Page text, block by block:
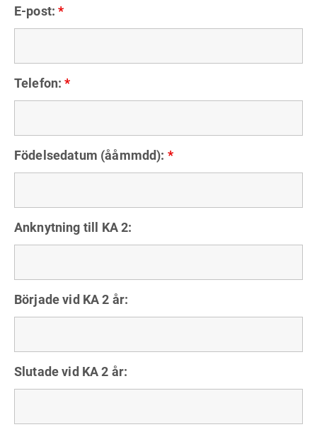
E-post:*
Telefon:*
Födelsedatum (ååmmdd): *
Anknytning till KA 2:
Började vid KA 2 år:
Slutade vid KA 2 år: